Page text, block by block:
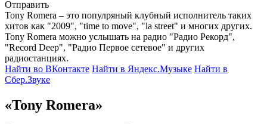
Отправить
Tony Romera – это популряный клубный исполнитель таких
хитов как "2009", "time to move", "la street" и многих других.
Tony Romera можно услышать на радио "Радио Рекорд",
"Record Deep", "Радио Первое сетевое" и других
радиостанциях.
Найти во ВКонтакте Найти в Яндекс.Музыке Найти в
Сбер.Звуке
«Tony Romera»